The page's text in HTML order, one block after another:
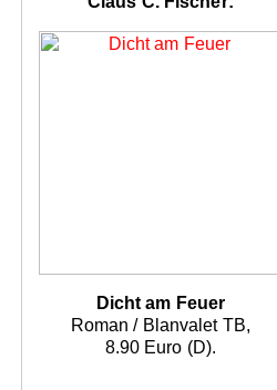
Dicht am Feuer
Roman / Blanvalet TB,
8.90 Euro (D).